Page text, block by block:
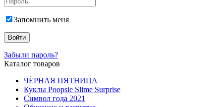
Запомнить меня
Забыли пароль?
Каталог товаров
ЧЁРНАЯ ПЯТНИЦА
Куклы Poopsie Slime Surprise
Символ года 2021